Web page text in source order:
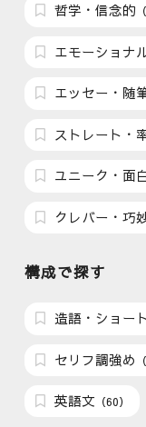
哲学・信念的
エモーショナ
エッセー・随
ストレート・
ユニーク・面
クレバー・巧
構成で探す
造語・ショー
セリフ調強め
英語文 （60）